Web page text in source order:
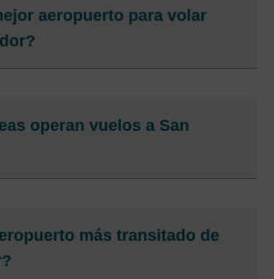
aeropuerto para volar
operan vuelos a San
más transitado de